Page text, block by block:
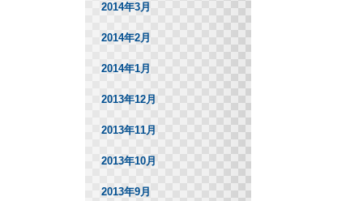
2014年3月
2014年2月
2014年1月
2013年12月
2013年11月
2013年10月
2013年9月